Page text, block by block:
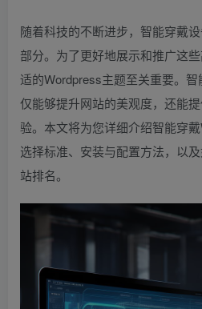
随着科技的不断进步，智能穿戴
部分。为了更好地展示和推广这
适的Wordpress主题至关重要。
仅能够提升网站的美观度，还能
验。本文将为您详细介绍智能穿戴
选择标准、安装与配置方法，以
站排名。